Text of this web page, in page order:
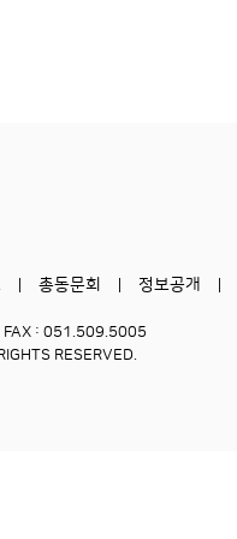
총동문회 정보공개
FAX : 051.509.5005
RESERVED.